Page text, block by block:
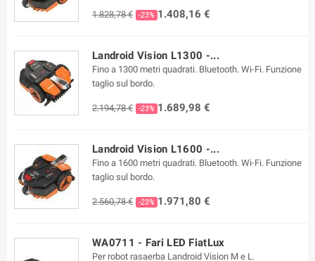
1.828,78 € -23% 1.408,16 €
Landroid Vision L1300 -...
Fino a 1300 metri quadrati. Bluetooth. Wi-Fi. Funzione
taglio sul bordo.
2.194,78 € -23% 1.689,98 €
Landroid Vision L1600 -...
Fino a 1600 metri quadrati. Bluetooth. Wi-Fi. Funzione
taglio sul bordo.
2.560,78 € -23% 1.971,80 €
WA0711 - Fari LED FiatLux
Per robot rasaerba Landroid Vision M e L.